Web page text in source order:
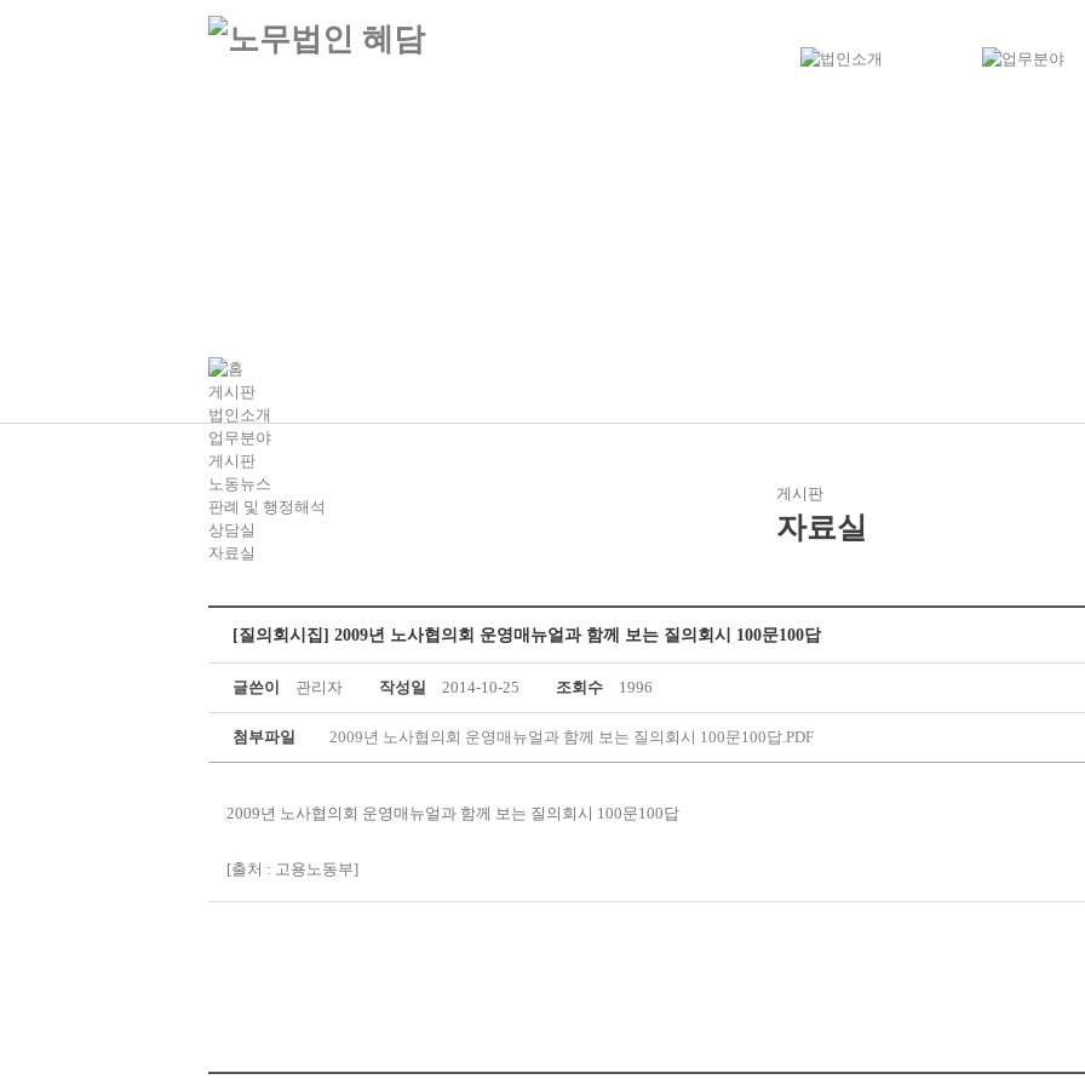
게시판
법인소개
업무분야
게시판
노동뉴스
판례 및 행정해석
상담실
자료실
게시판
자료실
[질의회시집] 2009년 노사협의회 운영매뉴얼과 함께 보는 질의회시 100문100답
글쓴이 관리자 작성일 2014-10-25 조회수 1996
첨부파일 2009년 노사협의회 운영매뉴얼과 함께 보는 질의회시 100문100답.PDF
2009년 노사협의회 운영매뉴얼과 함께 보는 질의회시 100문100답
[출처 : 고용노동부]